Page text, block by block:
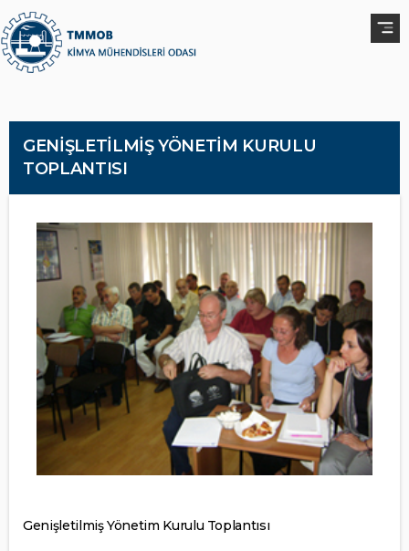
GENİŞLETİLMİŞ YÖNETİM KURULU
TOPLANTISI
Genişletilmiş Yönetim Kurulu Toplantısı